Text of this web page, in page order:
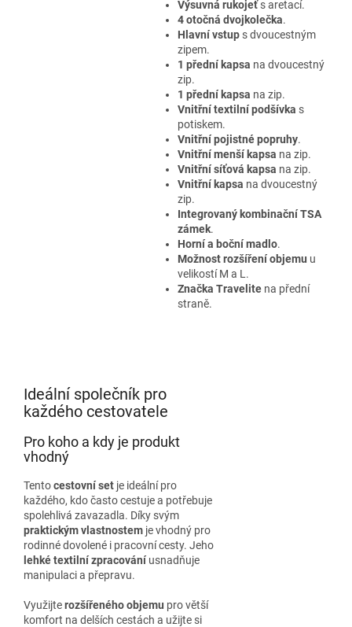
Výsuvná rukojeťs aretací.
4 otočná dvojkolečka.
Hlavní vstups dvoucestným
zipem.
1 přední kapsa na dvoucestný
zip.
1 přední kapsa na zip.
Vnitřní textilní podšívka s
potiskem.
Vnitřní pojistné popruhy.
Vnitřní menší kapsa na zip.
Vnitřní síťová kapsa na zip.
Vnitřní kapsa na dvoucestný
zip.
Integrovaný kombinační TSA
zámek.
Horní a boční madlo.
Možnost rozšíření objemu u
velikostí M a L.
Značka Travelitena přední
straně.
Ideální společník pro
každého cestovatele
Pro koho a kdy je produkt
vhodný
Tentocestovní set je ideální pro
každého, kdo často cestuje a potřebuje
spolehlivá zavazadla. Díky svým
praktickým vlastnostem je vhodný pro
rodinné dovolené i pracovní cesty. Jeho
lehké textilní zpracování usnadňuje
manipulaci a přepravu.
Využijterozšířeného objemu pro větší
komfort na delších cestách a užijte si